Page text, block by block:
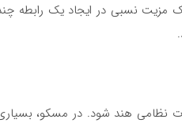
مزیت نسبی در ایجاد یک رابطه
نظامی هند شود. در مسکو،